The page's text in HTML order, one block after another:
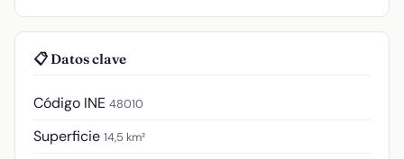
📋 Datos clave
Código INE 48010
Superficie 14,5 km²